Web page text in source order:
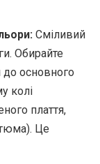
Сміливий
Обирайте
основного
колі
плаття,
Це